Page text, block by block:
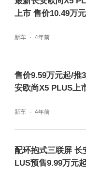
科技配置方面，
OnStyle3.0+智控
片，操作更加流
个高频功能免唤
景，380项语音
安全方面，新车
上市 售价10.49万元
新车 4年前
售价9.59万元起/推
安欧尚X5 PLUS上
新车 4年前
配环抱式三联屏 长
LUS预售9.99万元起